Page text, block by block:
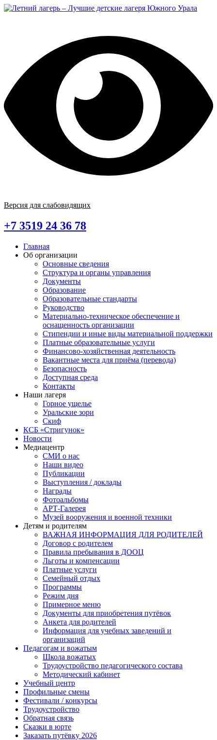
Перейти
Версия для слабовидящих
+7 3519 24 36 78
Главная
Об организации
Основные сведения
Структура и органы управления
Документы
Образование
Образовательные стандарты
Руководство
Материально-техническое обеспечение и
оснащенность организации
Стипендии и иные виды материальной поддержки
Платные образовательные услуги
Финансово-хозяйственная деятельность
Вакантные места для приёма (перевода)
Безопасность
Доступная среда
Контакты
Наши лагеря
Горное ущелье
Уральские зори
Скиф
КСБ «Стригунок»
Новости
Медиацентр
СМИ о нас
Наши видео
Публикации
Выступления / доклады
Награды
Фотоальбомы
АРТ-Галерея
Музей вооружения и военной техники
Детям и родителям
ВАЖНАЯ ИНФОРМАЦИЯ ДЛЯ РОДИТЕЛЕЙ
Договор с родителем
Правила пребывания в ДООЦ
Льготы и компенсации
Платные услуги
Семейный отдых
Программы
Режим дня
Примерное меню
Документы для приобретения путёвок
Анкета для родителей
Информация для учебных заведений и
организаций
Педагогам и вожатым
Школа вожатых
Трудоустройство педагогического состава
Методический кабинет
Учебный центр
Профильные смены
Фестивали / конкурсы
Трудоустройство
Обратная связь
Сказки в юрте
Заказать путёвку 2026